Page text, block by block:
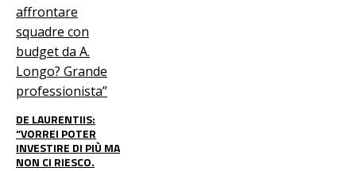
DE LAURENTIIS:
“VORREI POTER
INVESTIRE DI PIÙ MA
NON CI RIESCO.